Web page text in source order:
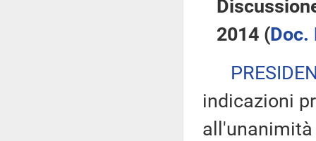
2014 (Doc.
indicazioni